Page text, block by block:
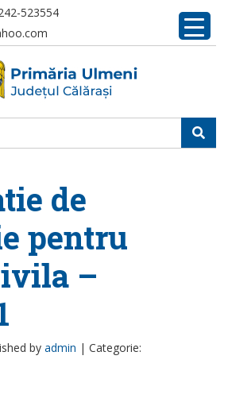
523554
de
pentru
–
by admin | Categorie: